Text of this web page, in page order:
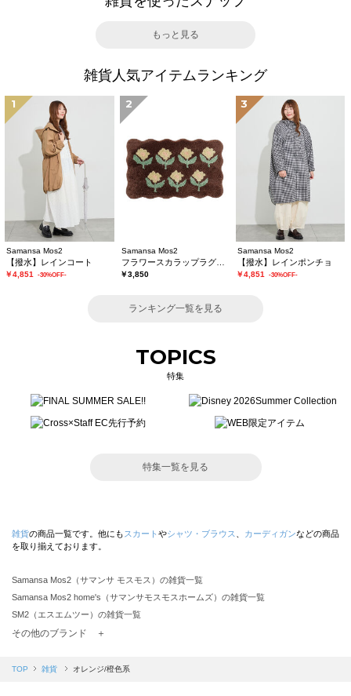
もっと見る
雑貨人気アイテムランキング
1
Samansa Mos2
【撥水】レインコート
￥4,851 -30%OFF-
2
Samansa Mos2
￥3,850
3
Samansa Mos2
【撥水】レインポンチョ
￥4,851 -30%OFF-
ランキング一覧を見る
TOPICS
特集
特集一覧を見る
雑貨の商品一覧です。他にも スカート やシャツ・ブラウス カーディガンなどの商品
を取り揃えております。
Samansa Mos2（サマンサ モスモス）の雑貨一覧
Samansa Mos2 home's（サマンサモスモスホームズ）の雑貨一覧
SM2（エスエムツー）の雑貨一覧
TSUHARU by Samansa Mos2（ツハルバイサマンサモスモス）の雑貨一覧
Samansa Mos2 blue（サマンサモスモス ブルー）の雑貨一覧
その他のブランド ＋
TOP 雑貨 オレンジ/橙色系